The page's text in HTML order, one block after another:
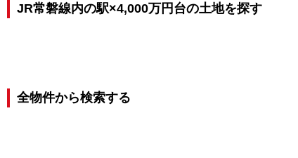
JR常磐線内の駅×4,000万円台の土地を探す
全物件から検索する